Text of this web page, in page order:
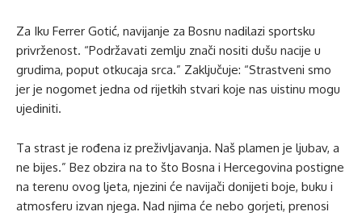
Za Iku Ferrer Gotić, navijanje za Bosnu nadilazi sportsku
privrženost. “Podržavati zemlju znači nositi dušu nacije u
grudima, poput otkucaja srca.” Zaključuje: “Strastveni smo
jer je nogomet jedna od rijetkih stvari koje nas uistinu mogu
ujediniti.
Ta strast je rođena iz preživljavanja. Naš plamen je ljubav, a
ne bijes.” Bez obzira na to što Bosna i Hercegovina postigne
na terenu ovog ljeta, njezini će navijači donijeti boje, buku i
atmosferu izvan njega. Nad njima će nebo gorjeti, prenosi